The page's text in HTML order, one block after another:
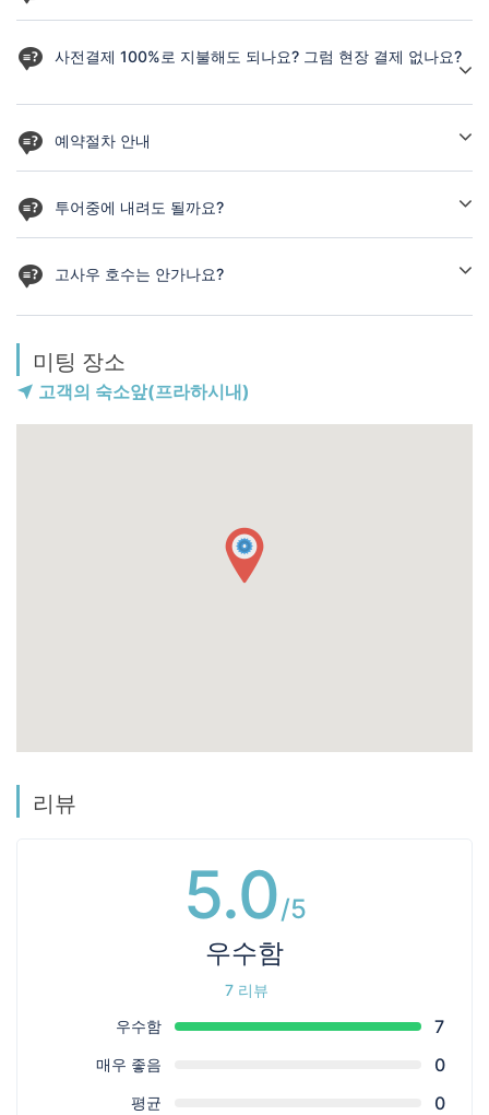
🔻 10일 전 취소 시, 예약금 전액 환불
🔻 당일~3일 전 취소 시, 예약금 환불 불가
✔ 상기프로그램은 예약보증금만 입금 후, 예약확정 가능한 상품입
✔ 사전결제 100%로 진행을 원하실 경우, 가능합니다.
법으로,
단, 투어비용은 현장지불❗ 로 진행됩니다.
🔶이미 지불하신 예약 보증금은
투어 후 24시간내, 100% 재입금 해드립니다🔶
사전결제 100%로 지불해도 되나요? 그럼 현장 결제 없나요?
사전결제 100%로 입금하신 분은 현장에서 결제할 비용은 전혀 없습
예약절차 안내
2. 개인 프로필의 예약내역에서 청구서 확인 후, 예약금 입금하기
투어중에 내려도 될까요?
니다.
고사우 호수는 안가나요?
2025년부터 시행되는 오스트리아 지역 시행령에 따라, 할슈타트 후,
고사우 경유시 경찰과 법적다툼이 있을 수 있어, 고사우제를 가지 않
고 있습니다. 때에 따라 들를수도 있으나, 프로그램에 명시하지 않고,
가이드의 당일 판단에 따라 방문여부를 결정하여 진행하고 있습니다.
미팅 장소
고객의 숙소앞(프라하시내)
리뷰
5.0/5
우수함
7 리뷰
우수함
7
매우 좋음 0
평균 0